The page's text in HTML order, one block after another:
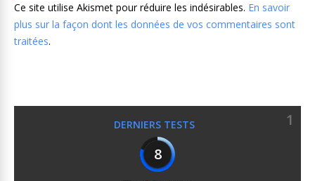
Ce site utilise Akismet pour réduire les indésirables. En savoir
plus sur la façon dont les données de vos commentaires sont
traitées.
DERNIERS TESTS
1
8